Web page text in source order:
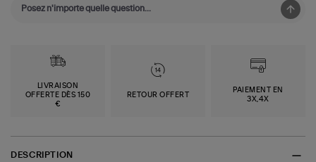
LIVRAISON
OFFERTE DÈS 150
€
RETOUR OFFERT
PAIEMENT EN
3X,4X
DESCRIPTION